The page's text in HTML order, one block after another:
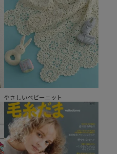
やさしいベビーニット